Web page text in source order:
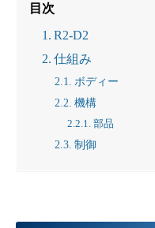
目次
R2-D2
仕組み
ボディー
機構
部品
制御